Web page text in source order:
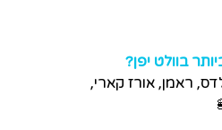
בוולט יפן?
ראמן, אורז קארי,